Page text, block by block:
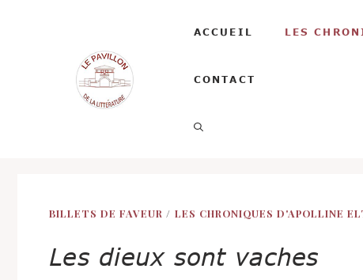
ACCUEIL LES
CONTACT
BILLETS DE FAVEUR / LES CHRONIQUES D'APOLLINE
Les dieux sont vaches